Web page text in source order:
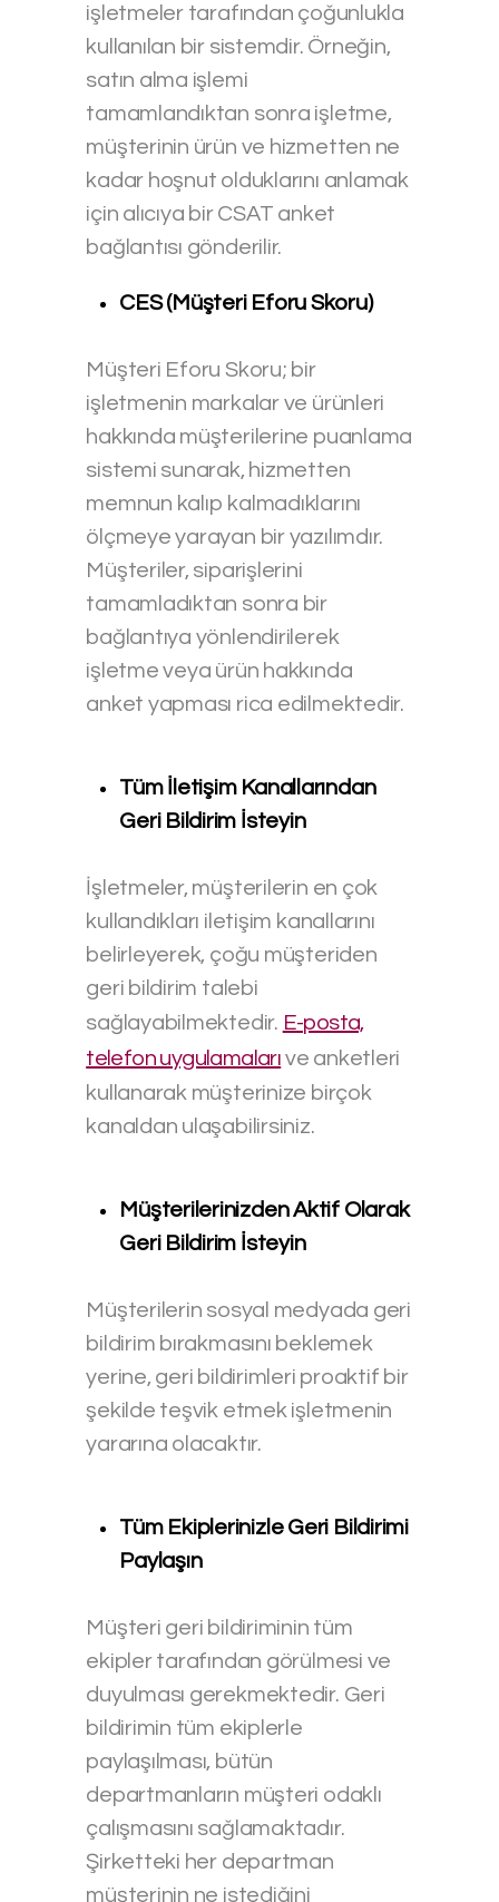
işletmeler tarafından çoğunlukla
kullanılan bir sistemdir. Örneğin,
satın alma işlemi
tamamlandıktan sonra işletme,
müşterinin ürün ve hizmetten ne
kadar hoşnut olduklarını anlamak
için alıcıya bir CSAT anket
bağlantısı gönderilir.
CES (Müşteri Eforu Skoru)
Müşteri Eforu Skoru; bir
işletmenin markalar ve ürünleri
hakkında müşterilerine puanlama
sistemi sunarak, hizmetten
memnun kalıp kalmadıklarını
ölçmeye yarayan bir yazılımdır.
Müşteriler, siparişlerini
tamamladıktan sonra bir
bağlantıya yönlendirilerek
işletme veya ürün hakkında
anket yapması rica edilmektedir.
Tüm İletişim Kanallarından
Geri Bildirim İsteyin
İşletmeler, müşterilerin en çok
kullandıkları iletişim kanallarını
belirleyerek, çoğu müşteriden
geri bildirim talebi
sağlayabilmektedir. E-posta,
telefon uygulamaları ve anketleri
kullanarak müşterinize birçok
kanaldan ulaşabilirsiniz.
Müşterilerinizden Aktif Olarak
Geri Bildirim İsteyin
Müşterilerin sosyal medyada geri
bildirim bırakmasını beklemek
yerine, geri bildirimleri proaktif bir
şekilde teşvik etmek işletmenin
yararına olacaktır.
Tüm Ekiplerinizle Geri Bildirimi
Paylaşın
Müşteri geri bildiriminin tüm
ekipler tarafından görülmesi ve
duyulması gerekmektedir. Geri
bildirimin tüm ekiplerle
paylaşılması, bütün
departmanların müşteri odaklı
çalışmasını sağlamaktadır.
Şirketteki her departman
müşterinin ne istediğini